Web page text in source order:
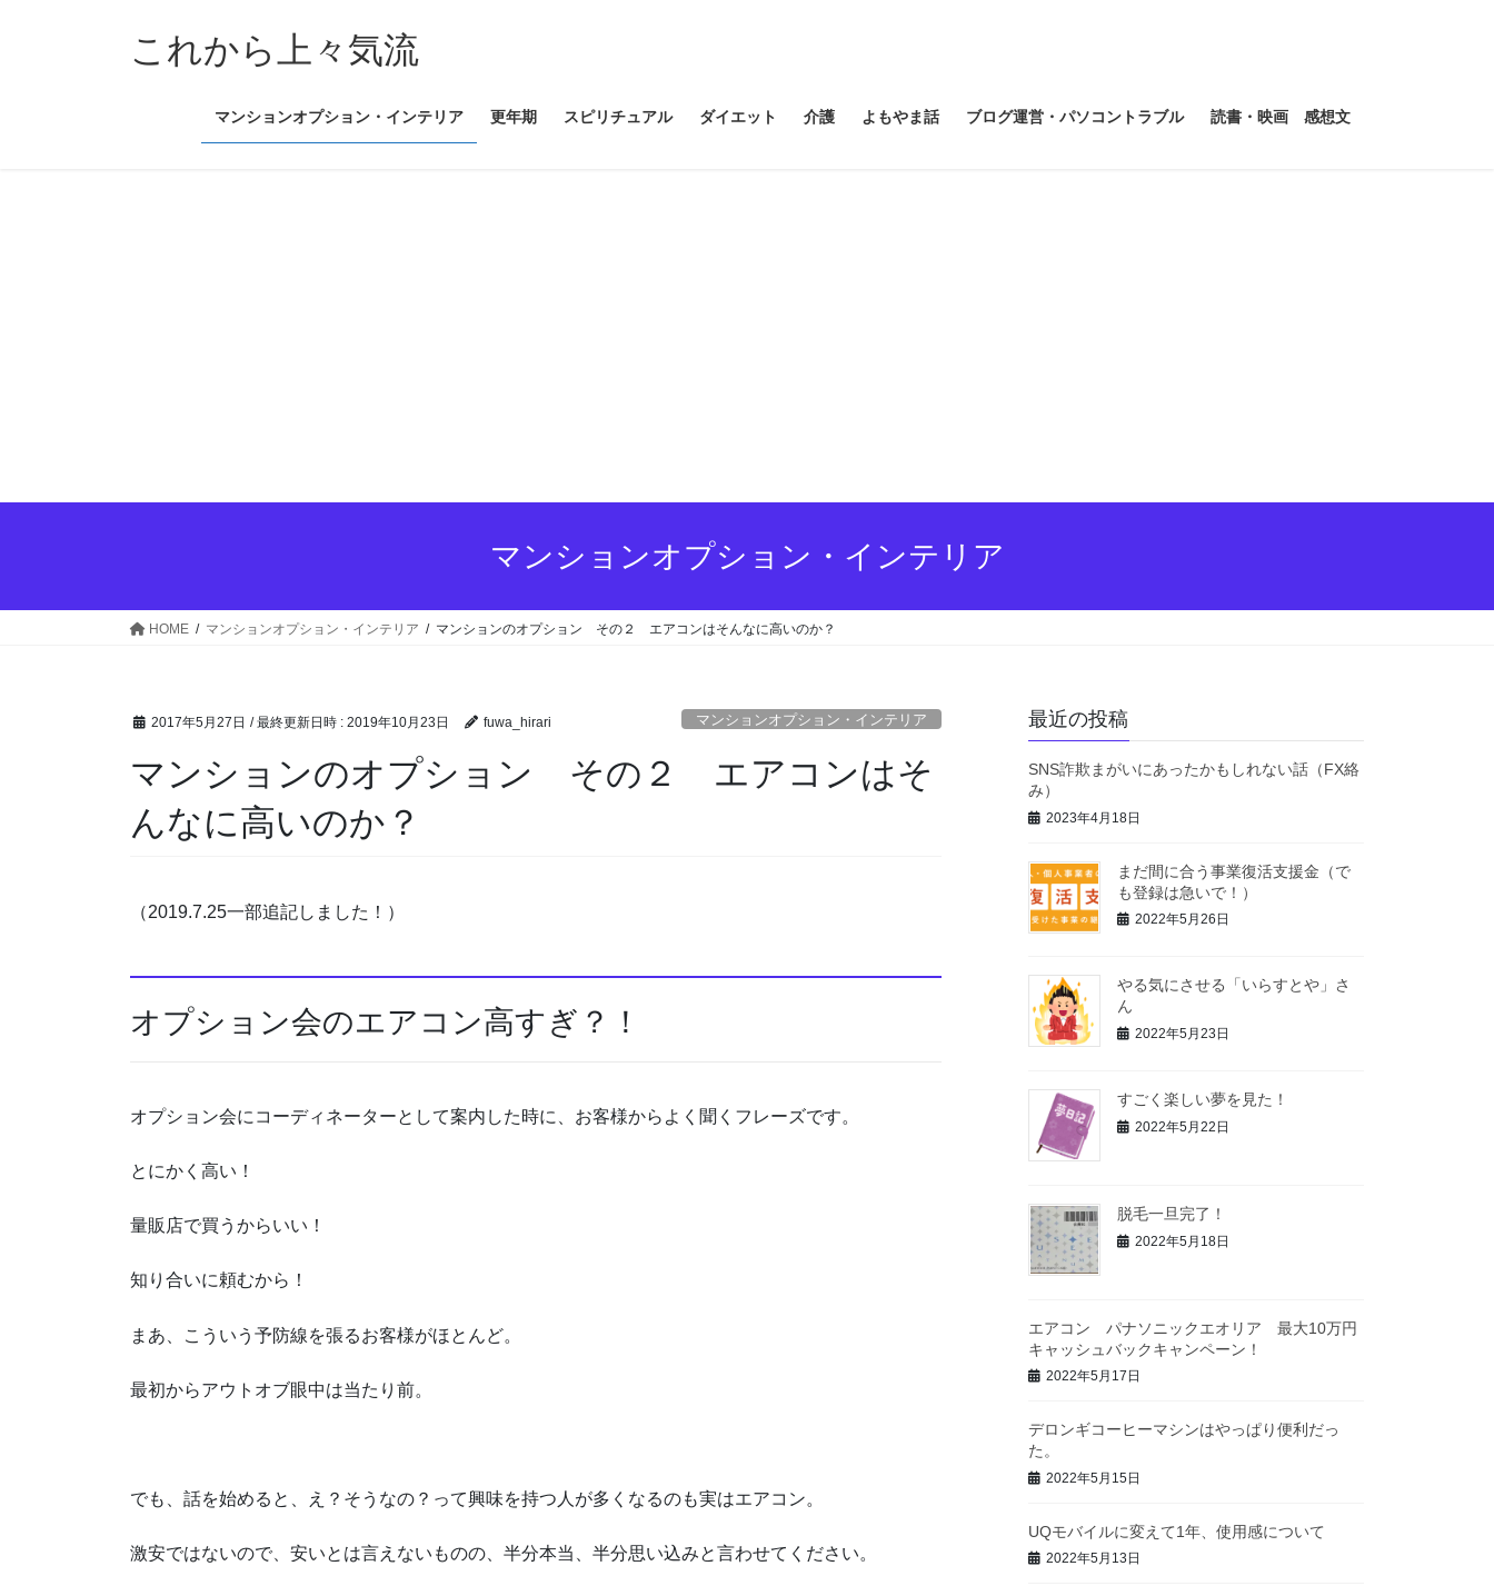
これから上々気流
マンションオプション・インテリア 更年期 スピリチュアル ダイエット 介護 よもやま話 ブログ運営・パソコントラブル 読書・映画 感想文
マンションオプション・インテリア
HOME マンションオプション・インテリア マンションのオプション その２ エアコンはそんなに高いのか？
2017年5月27日 / 最終更新日時 : 2019年10月23日 fuwa_hirari マンションオプション・インテリア
マンションのオプション その２ エアコンはそ
んなに高いのか？
（2019.7.25一部追記しました！）
オプション会のエアコン高すぎ？！
オプション会にコーディネーターとして案内した時に、お客様からよく聞くフレーズです。
とにかく高い！
量販店で買うからいい！
知り合いに頼むから！
まあ、こういう予防線を張るお客様がほとんど。
最初からアウトオブ眼中は当たり前。
でも、話を始めると、え？そうなの？って興味を持つ人が多くなるのも実はエアコン。
激安ではないので、安いとは言えないものの、半分本当、半分思い込みと言わせてください。
最近の投稿
SNS詐欺まがいにあったかもしれない話（FX絡
み）
2023年4月18日
まだ間に合う事業復活支援金（で
も登録は急いで！）
2022年5月26日
やる気にさせる「いらすとや」さ
ん
2022年5月23日
すごく楽しい夢を見た！
2022年5月22日
脱毛一旦完了！
2022年5月18日
エアコン パナソニックエオリア 最大10万円
キャッシュバックキャンペーン！
2022年5月17日
デロンギコーヒーマシンはやっぱり便利だっ
た。
2022年5月15日
UQモバイルに変えて1年、使用感について
2022年5月13日